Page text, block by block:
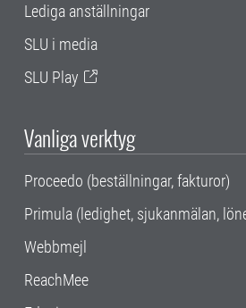
Lediga anställningar
SLU i media
SLU Play
Vanliga verktyg
Proceedo (beställningar, fakturor)
Primula (ledighet, sjukanmälan,
Webbmejl
ReachMee